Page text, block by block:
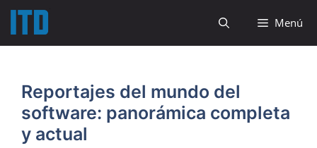
Saltar
contenido
Menú
Reportajes del mundo del
software: panorámica completa
y actual